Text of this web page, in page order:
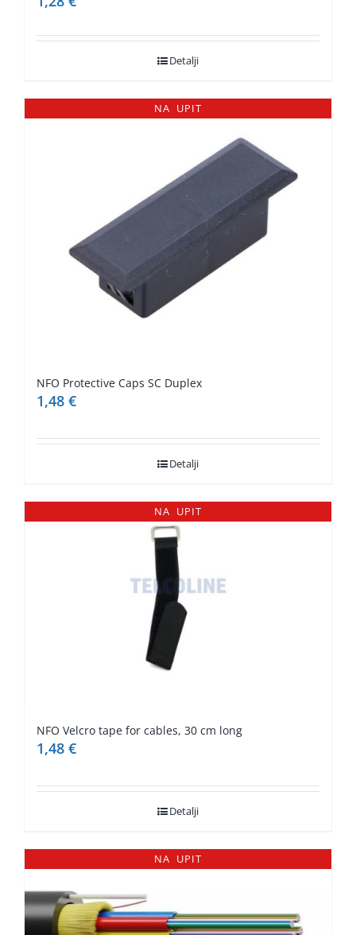
Detalji
NA UPIT
NFO Protective Caps SC Duplex
1,48 €
Detalji
NA UPIT
NFO Velcro tape for cables, 30 cm long
1,48 €
Detalji
NA UPIT